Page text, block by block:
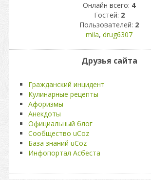
Онлайн всего: 4
Гостей: 2
Пользователей: 2
mila, drug6307
Друзья сайта
Гражданский инцидент
Кулинарные рецепты
Афоризмы
Анекдоты
Официальный блог
Сообщество uCoz
База знаний uCoz
Инфопортал Асбеста